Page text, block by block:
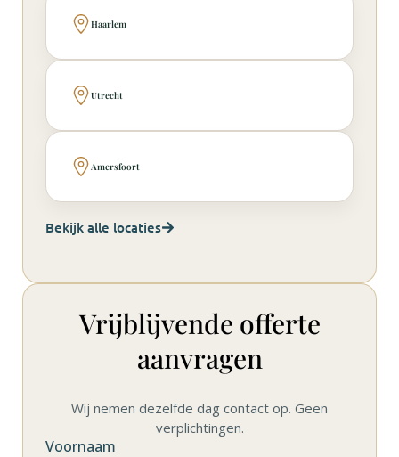
Haarlem
Utrecht
Amersfoort
Bekijk alle locaties
Vrijblijvende offerte
aanvragen
Wij nemen dezelfde dag contact op. Geen
verplichtingen.
Voornaam